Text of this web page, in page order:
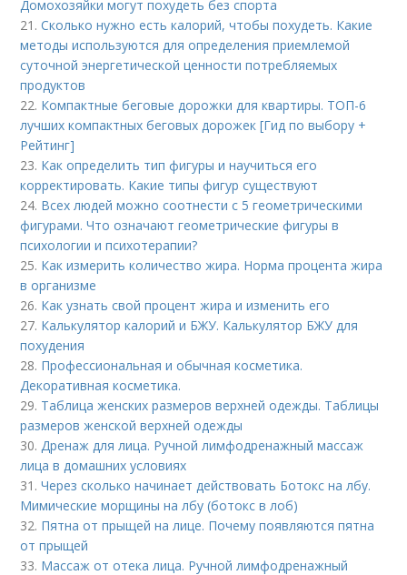
Домохозяйки могут похудеть без спорта
21.Сколько нужно есть калорий, чтобы похудеть. Какие
методы используются для определения приемлемой
суточной энергетической ценности потребляемых
продуктов
22. Компактные беговые дорожки для квартиры. ТОП-6
лучших компактных беговых дорожек [Гид по выбору +
Рейтинг]
23. Как определить тип фигуры и научиться его
корректировать. Какие типы фигур существуют
24. Всех людей можно соотнести с 5 геометрическими
фигурами. Что означают геометрические фигуры в
психологии и психотерапии?
25. Как измерить количество жира. Норма процента жира
в организме
26. Как узнать свой процент жира и изменить его
27. Калькулятор калорий и БЖУ. Калькулятор БЖУ для
похудения
28. Профессиональная и обычная косметика.
Декоративная косметика.
29. Таблица женских размеров верхней одежды. Таблицы
размеров женской верхней одежды
30.Дренаж для лица. Ручной лимфодренажный массаж
лица в домашних условиях
31.Через сколько начинает действовать Ботокс на лбу.
Мимические морщины на лбу (ботокс в лоб)
32. Пятна от прыщей на лице. Почему появляются пятна
от прыщей
33. Массаж от отека лица. Ручной лимфодренажный